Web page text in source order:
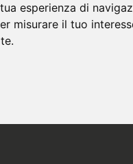
esperienza di
misurare il tuo
.